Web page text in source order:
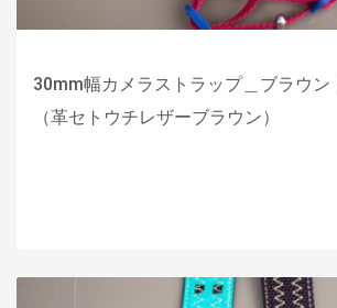
30mm幅カメラストラップ＿ブラウン
（革セトウチレザーブラウン）